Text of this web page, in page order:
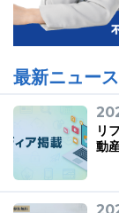
最新ニュース
リ
動